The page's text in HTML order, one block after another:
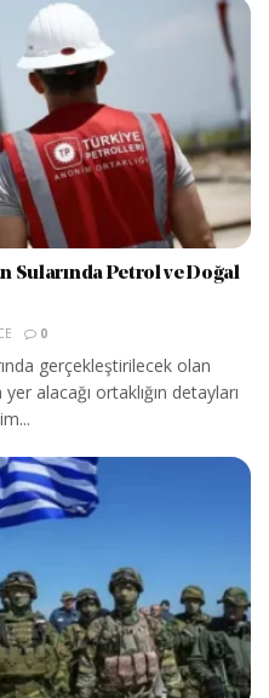
Sularında Petrol ve Doğal
0
gerçekleştirilecek olan
alacağı ortaklığın detayları